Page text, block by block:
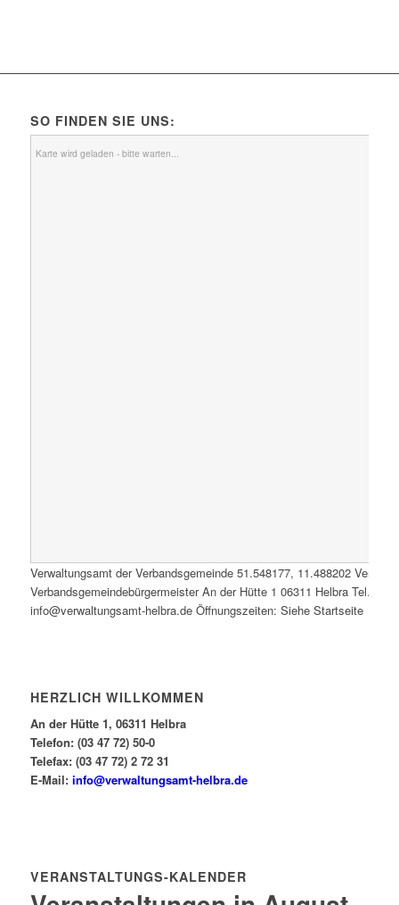
SO FINDEN SIE UNS:
Karte wird geladen - bitte warten...
Verwaltungsamt der Verbandsgemeinde 51.548177, 11.488202
Verbandsgemeindebürgermeister An der Hütte 1 06311 Helbra Tel.:
info@verwaltungsamt-helbra.de Öffnungszeiten: Siehe Startseite
HERZLICH WILLKOMMEN
An der Hütte 1, 06311 Helbra
Telefon: (03 47 72) 50-0
Telefax: (03 47 72) 2 72 31
E-Mail: info@verwaltungsamt-helbra.de
VERANSTALTUNGS-KALENDER